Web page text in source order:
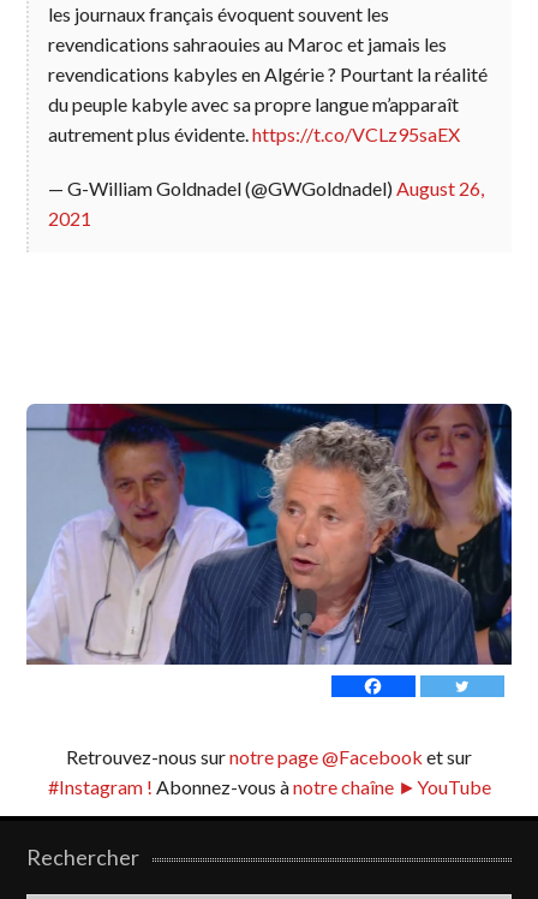
les journaux français évoquent souvent les
revendications sahraouies au Maroc et jamais les
revendications kabyles en Algérie ? Pourtant la réalité
du peuple kabyle avec sa propre langue m’apparaît
autrement plus évidente.https://t.co/VCLz95saEX
— G-William Goldnadel (@GWGoldnadel)August 26,
2021
Retrouvez-nous surnotre page @Facebook et sur
#Instagram ! Abonnez-vous ànotre chaîne ►YouTube
Rechercher